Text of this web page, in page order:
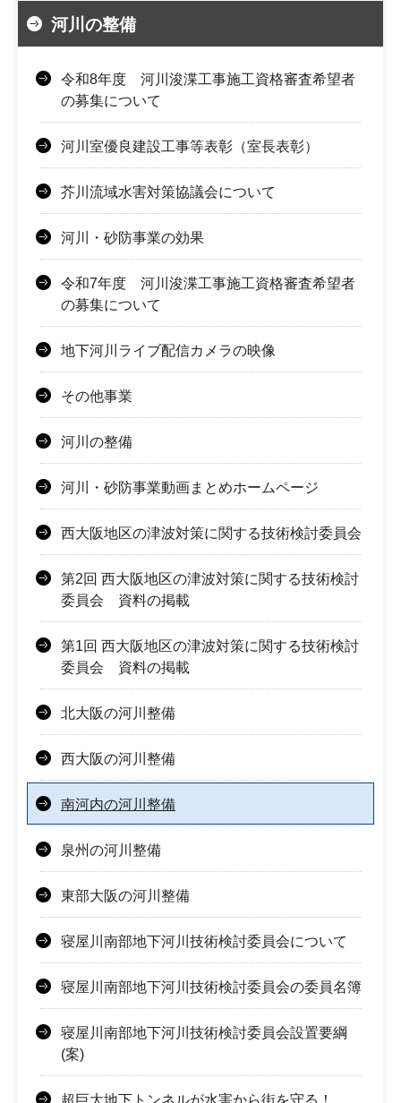
河川の整備
令和8年度 河川浚渫工事施工資格審査希望者
の募集について
河川室優良建設工事等表彰（室長表彰）
芥川流域水害対策協議会について
河川・砂防事業の効果
令和7年度 河川浚渫工事施工資格審査希望者
の募集について
地下河川ライブ配信カメラの映像
その他事業
河川の整備
河川・砂防事業動画まとめホームページ
西大阪地区の津波対策に関する技術検討委員会
第2回 西大阪地区の津波対策に関する技術検討
委員会 資料の掲載
第1回 西大阪地区の津波対策に関する技術検討
委員会 資料の掲載
北大阪の河川整備
西大阪の河川整備
南河内の河川整備
泉州の河川整備
東部大阪の河川整備
寝屋川南部地下河川技術検討委員会について
寝屋川南部地下河川技術検討委員会の委員名簿
寝屋川南部地下河川技術検討委員会設置要綱
(案)